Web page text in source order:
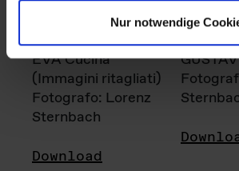
Nur notwendige
EVA Cucina
(Immagini ritagliati)
Fotografo: Lorenz
Sternbach
Download
GUSTAV